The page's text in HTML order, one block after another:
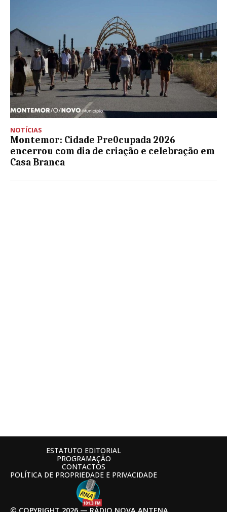
NOTÍCIAS
Montemor: Cidade Pre0cupada 2026
encerrou com dia de criação e celebração em
Casa Branca
ESTATUTO EDITORIAL
PROGRAMAÇÃO
CONTACTOS
POLÍTICA DE PROPRIEDADE E PRIVACIDADE